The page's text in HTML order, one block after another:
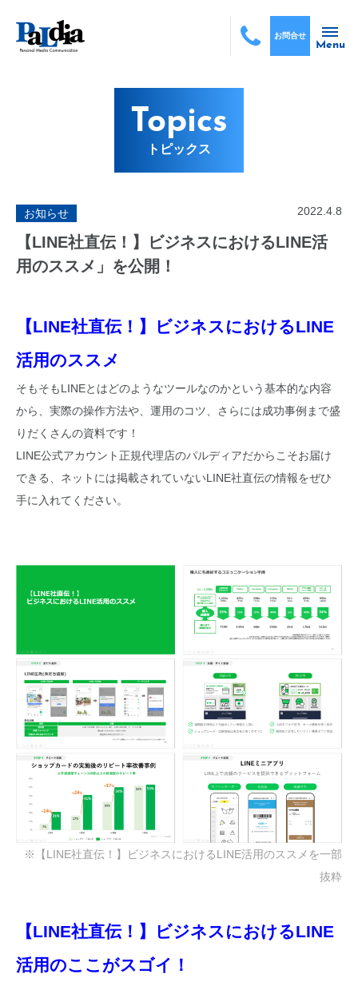
Menu
お問合せ
Topics
トピックス
お知らせ 2022.4.8
【LINE社直伝！】ビジネスにおけるLINE活
用のススメ」を公開！
【LINE社直伝！】ビジネスにおけるLINE
活用のススメ
そもそもLINEとはどのようなツールなのかという基本的な内容
から、実際の操作方法や、運用のコツ、さらには成功事例まで盛
りだくさんの資料です！
LINE公式アカウント正規代理店のパルディアだからこそお届け
できる、ネットには掲載されていないLINE社直伝の情報をぜひ
手に入れてください。
※【LINE社直伝！】ビジネスにおけるLINE活用のススメを一部
抜粋
【LINE社直伝！】ビジネスにおけるLINE
活用のここがスゴイ！